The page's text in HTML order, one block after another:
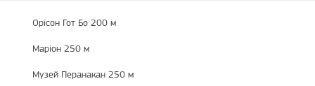
Орісон Гот Бо 200 м
Маріон 250 м
Музей Перанакан 250 м